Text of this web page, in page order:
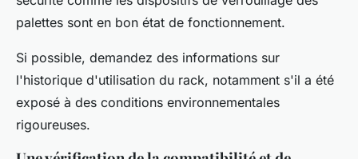
palettes sont en bon état de fonctionnement.
Si possible, demandez des informations sur
l'historique d'utilisation du rack, notamment s'il a été
exposé à des conditions environnementales
rigoureuses.